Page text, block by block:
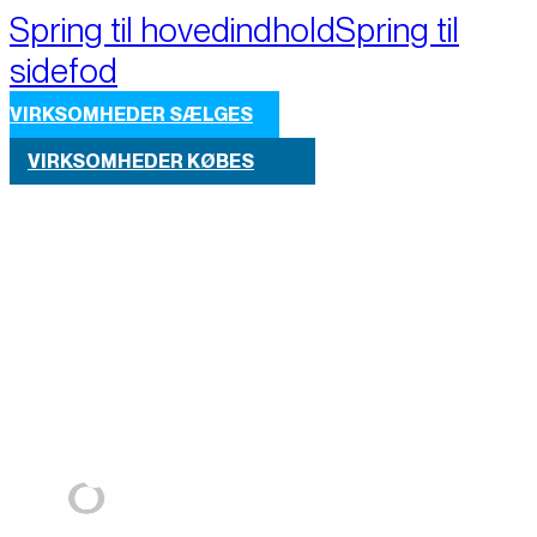
Spring til hovedindholdSpring til
sidefod
VIRKSOMHEDER SÆLGES
VIRKSOMHEDER KØBES